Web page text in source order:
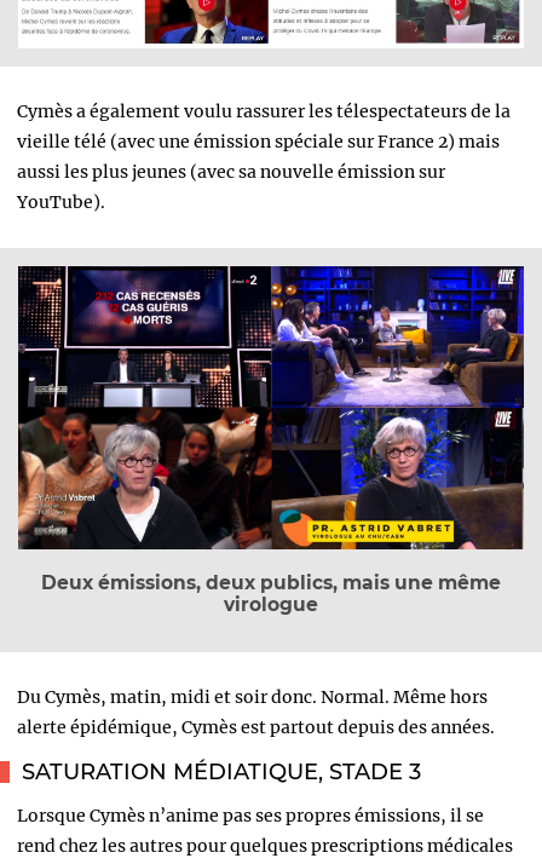
Cymès a également voulu rassurer les télespectateurs de la
vieille télé (avec une émission spéciale sur France 2) mais
aussi les plus jeunes (avec sa nouvelle émission sur
YouTube).
Deux émissions, deux publics, mais une même
virologue
Du Cymès, matin, midi et soir donc. Normal. Même hors
alerte épidémique, Cymès est partout depuis des années.
SATURATION MÉDIATIQUE, STADE 3
Lorsque Cymès n’anime pas ses propres émissions, il se
rend chez les autres pour quelques prescriptions médicales